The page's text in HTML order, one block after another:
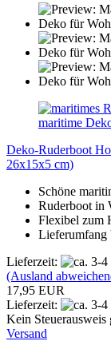
Deko-Ruderboot
26x15x5 cm)
Schöne
Ruderboot in
Flexibel zum
Lieferumfang
Lieferzeit:
(Ausland
17,95 EUR
Lieferzeit:
Kein
Versand